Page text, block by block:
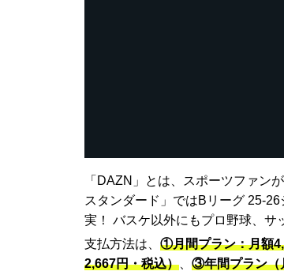
「DAZN」とは、スポーツファン
スタンダード」ではBリーグ 25-
実！ バスケ以外にもプロ野球、サ
支払方法は、 ①月間プラン：月額
2,667円・税込）
③年間プラン（